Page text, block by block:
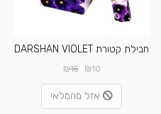
חבילת קטורת DARSHAN VIOLET
₪10
₪15
אזל מהמלאי